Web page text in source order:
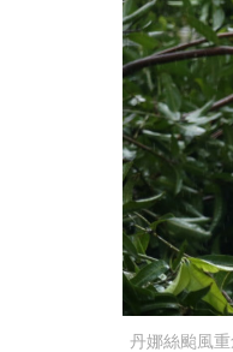
丹娜絲颱風